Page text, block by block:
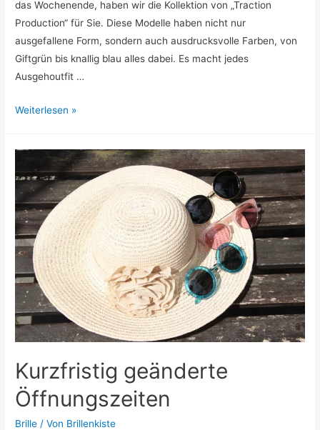
das Wochenende, haben wir die Kollektion von „Traction
Production“ für Sie. Diese Modelle haben nicht nur
ausgefallene Form, sondern auch ausdrucksvolle Farben, von
Giftgrün bis knallig blau alles dabei. Es macht jedes
Ausgehoutfit …
Traction
Weiterlesen »
Kurzfristig geänderte
Öffnungszeiten
Brille / Von Brillenkiste